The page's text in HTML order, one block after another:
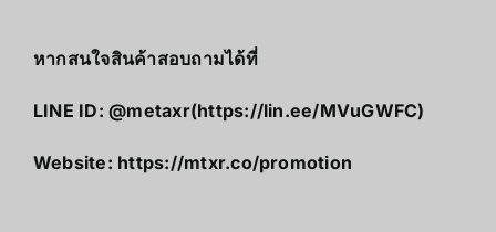
หากสนใจสินค้าสอบถามได้ที่
LINE ID: @metaxr(https://lin.ee/MVuGWFC)
Website: https://mtxr.co/promotion